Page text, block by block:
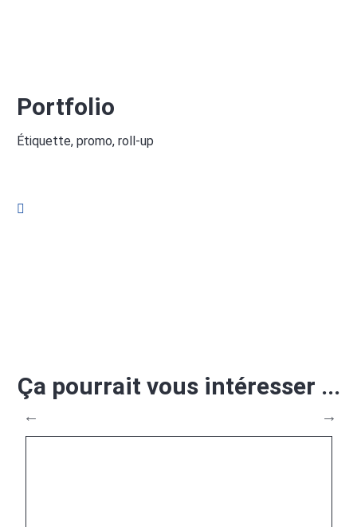
Portfolio
Étiquette, promo, roll-up
Ça pourrait vous intéresser ...